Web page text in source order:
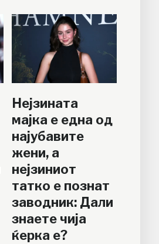
Нејзината
мајка е една од
најубавите
жени, а
нејзиниот
татко е познат
заводник: Дали
знаете чија
ќерка е?